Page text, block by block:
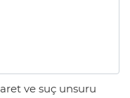
ve suç unsuru